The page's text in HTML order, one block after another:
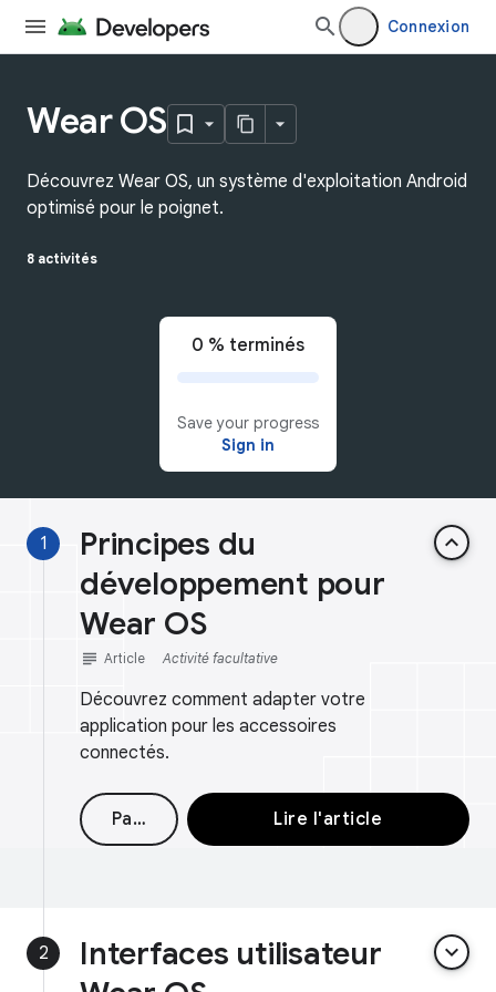
Connexion
Wear OS
Découvrez Wear OS, un système d'exploitation Android
optimisé pour le poignet.
8 activités
0 % terminés
Save your progress
Sign in
1
Principes du
développement pour
Wear OS
keyboard_arrow_up
subject Article Activité facultative
Découvrez comment adapter votre
application pour les accessoires
connectés.
Passer Lire l'article
2
Interfaces utilisateur
keyboard_arrow_down